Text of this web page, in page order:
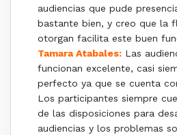
audiencias que pude
bastante bien, y creo que la
otorgan facilita este buen
Tamara Atabales: Las
funcionan excelente, casi
perfecto ya que se cuenta
Los participantes siempre
de las disposiciones para
audiencias y los problemas